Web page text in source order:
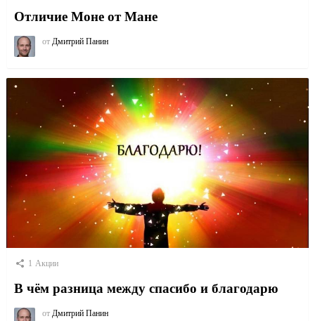
Отличие Моне от Мане
от Дмитрий Панин
1 Акции
В чём разница между спасибо и благодарю
от Дмитрий Панин